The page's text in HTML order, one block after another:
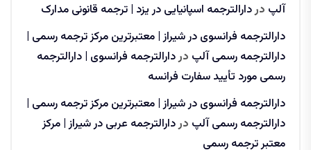
آلپ دردارالترجمه اسپانیایی در یزد | ترجمه قانونی مدارک
دارالترجمه فرانسوی در شیراز | معتبرترین مرکز ترجمه رسمی |
دارالترجمه رسمی آلپ دردارالترجمه فرانسوی | دارالترجمه
رسمی مورد تأیید سفارت فرانسه
دارالترجمه فرانسوی در شیراز | معتبرترین مرکز ترجمه رسمی |
دارالترجمه رسمی آلپ دردارالترجمه عربی در شیراز | مرکز
معتبر ترجمه رسمی